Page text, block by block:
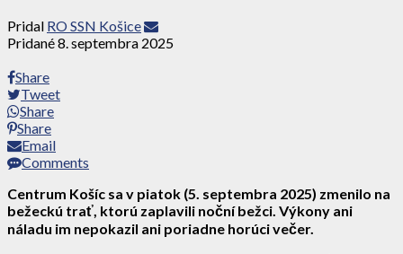
Pridal RO SSN Košice
Pridané8. septembra 2025
Share
Tweet
Share
Share
Email
Comments
Centrum Košíc sa v piatok (5. septembra 2025) zmenilo na
bežeckú trať, ktorú zaplavili noční bežci. Výkony ani
náladu im nepokazil ani poriadne horúci večer.